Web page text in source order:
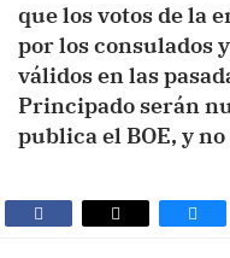
que los votos de la
por los consulados
válidos en las
Principado serán
publica el BOE, y